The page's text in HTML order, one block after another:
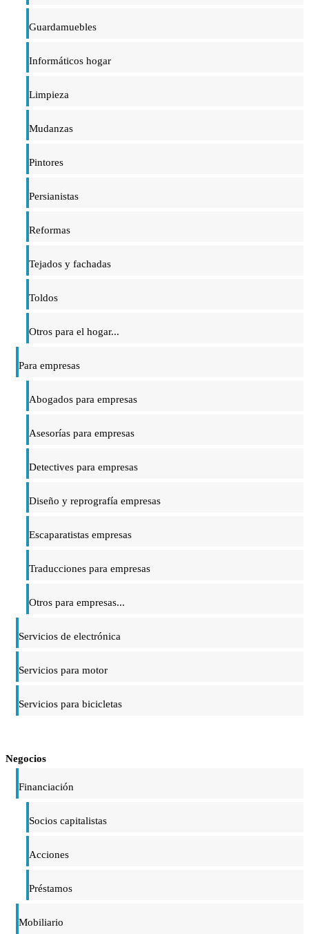
Guardamuebles
Informáticos hogar
Limpieza
Mudanzas
Pintores
Persianistas
Reformas
Tejados y fachadas
Toldos
Otros para el hogar...
Para empresas
Abogados para empresas
Asesorías para empresas
Detectives para empresas
Diseño y reprografía empresas
Escaparatistas empresas
Traducciones para empresas
Otros para empresas...
Servicios de electrónica
Servicios para motor
Servicios para bicicletas
Negocios
Financiación
Socios capitalistas
Acciones
Préstamos
Mobiliario